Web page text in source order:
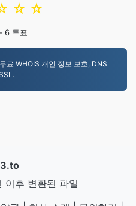
☆
☆
6투표
료 WHOIS 개인 정보 보호, DNS
이후 변환된 파일